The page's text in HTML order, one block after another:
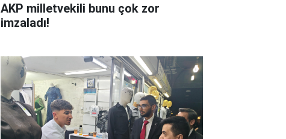
AKP milletvekili bunu çok zor
imzaladı!